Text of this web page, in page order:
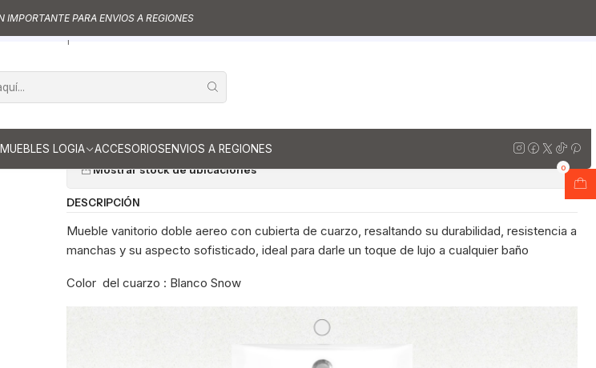
MUEBLES LOGIA ACCESORIOSENVIOS A REGIONES
0
IMPORTANTE PARA ENVIOS A REGIONES
Mueble vanitorios aereo - simple de cuarzo
cm con cubierta de cuarzo / M0-838-A / Toscana
|
cubierta de cuarzo / M0-838-A / Toscana
Cantidad
Mostrar stock de ubicaciones
DESCRIPCIÓN
Mueble vanitorio doble aereo con cubierta de cuarzo, resaltando su durabilidad, resistencia a
manchas y su aspecto sofisticado, ideal para darle un toque de lujo a cualquier baño
Color del cuarzo : Blanco Snow